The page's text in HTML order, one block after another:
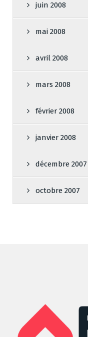
juin 2008
mai 2008
avril 2008
mars 2008
février 2008
janvier 2008
décembre 2007
octobre 2007